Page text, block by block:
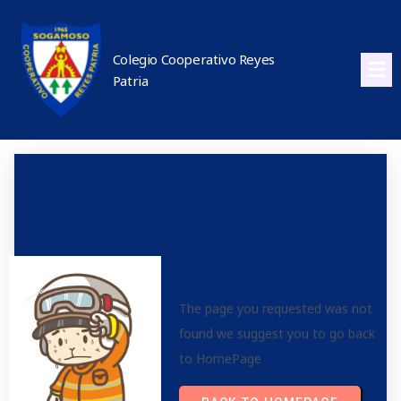
Colegio Cooperativo Reyes
Patria
The page you requested was not
found we suggest you to go back
to HomePage